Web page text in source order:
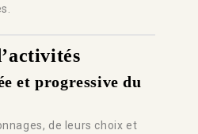
et progressive du
de leurs choix et